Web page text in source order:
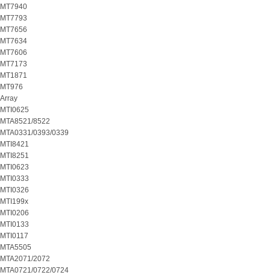
MT7940
MT7793
MT7656
MT7634
MT7606
MT7173
MT1871
MT976
Array
MTI0625
MTA8521/8522
MTA0331/0393/0339
MTI8421
MTI8251
MTI0623
MTI0333
MTI0326
MTI199x
MTI0206
MTI0133
MTI0117
MTA5505
MTA2071/2072
MTA0721/0722/0724